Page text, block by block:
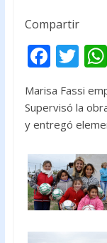
Compartir
F
e
b
o
o
k
T
itt
er
Marisa Fassi
Supervisó la
y entregó